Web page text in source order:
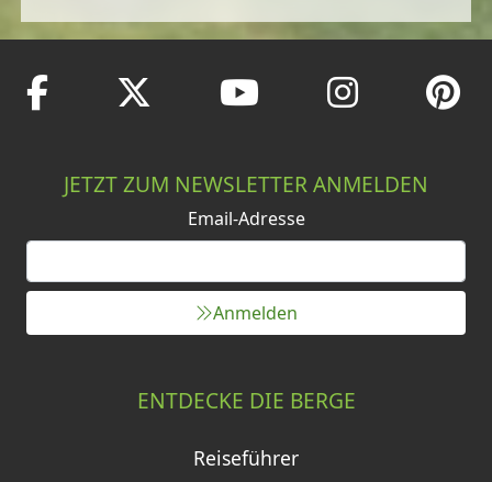
JETZT ZUM NEWSLETTER ANMELDEN
Email-Adresse
Anmelden
ENTDECKE DIE BERGE
Reiseführer